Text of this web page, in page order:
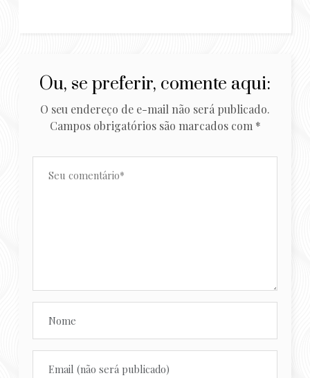
Ou, se preferir, comente aqui:
O seu endereço de e-mail não será publicado.
Campos obrigatórios são marcados com *